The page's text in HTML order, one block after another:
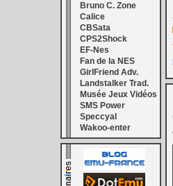
Bruno C. Zone
Calice
CBSata
CPS2Shock
EF-Nes
Fan de la NES
GirlFriend Adv.
Landstalker Trad.
Musée Jeux Vidéos
SMS Power
Speccyal
Wakoo-enter